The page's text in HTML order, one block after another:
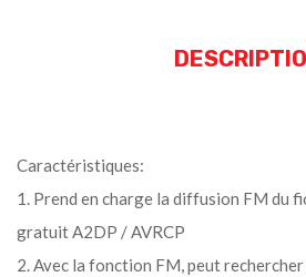
Caractéristiques:
1. Prend en charge la diffusion FM du
gratuit A2DP / AVRCP
2. Avec la fonction FM, peut